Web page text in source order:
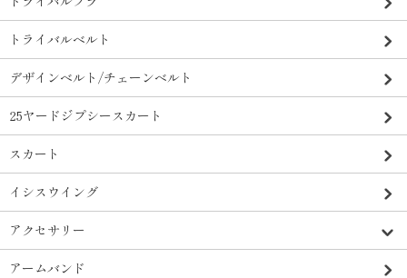
トライバルベルト
デザインベルト/チェーンベルト
25ヤードジプシースカート
スカート
イシスウイング
アクセサリー
アームバンド